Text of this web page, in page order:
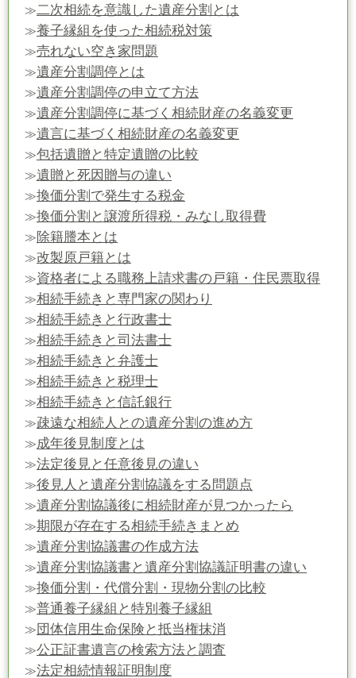
≫二次相続を意識した遺産分割とは
≫養子縁組を使った相続税対策
≫売れない空き家問題
≫遺産分割調停とは
≫遺産分割調停の申立て方法
≫遺産分割調停に基づく相続財産の名義変更
≫遺言に基づく相続財産の名義変更
≫包括遺贈と特定遺贈の比較
≫遺贈と死因贈与の違い
≫換価分割で発生する税金
≫換価分割と譲渡所得税・みなし取得費
≫除籍謄本とは
≫改製原戸籍とは
≫資格者による職務上請求書の戸籍・住民票取得
≫相続手続きと専門家の関わり
≫相続手続きと行政書士
≫相続手続きと司法書士
≫相続手続きと弁護士
≫相続手続きと税理士
≫相続手続きと信託銀行
≫疎遠な相続人との遺産分割の進め方
≫成年後見制度とは
≫法定後見と任意後見の違い
≫後見人と遺産分割協議をする問題点
≫遺産分割協議後に相続財産が見つかったら
≫期限が存在する相続手続きまとめ
≫遺産分割協議書の作成方法
≫遺産分割協議書と遺産分割協議証明書の違い
≫換価分割・代償分割・現物分割の比較
≫普通養子縁組と特別養子縁組
≫ 団体信用生命保険と抵当権抹消
≫公正証書遺言の検索方法と調査
≫法定相続情報証明制度